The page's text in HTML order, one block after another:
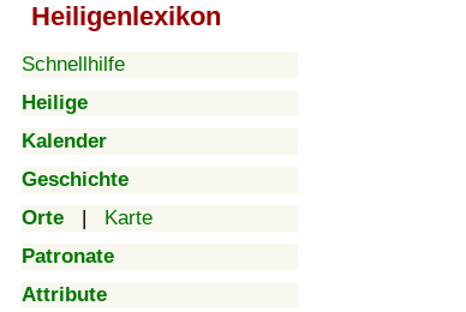
Heiligenlexikon
Schnellhilfe
Heilige
Kalender
Geschichte
Orte | Karte
Patronate
Attribute